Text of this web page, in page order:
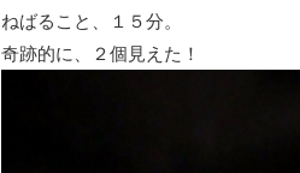
ねばること、１５分。
奇跡的に、２個見えた！